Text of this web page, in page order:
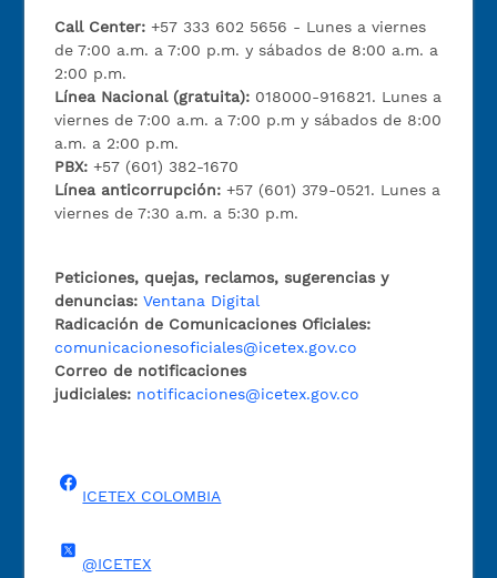
Call Center:+57 333 602 5656 - Lunes a viernes
de 7:00 a.m. a 7:00 p.m. y sábados de 8:00 a.m. a
2:00 p.m.
Línea Nacional (gratuita): 018000-916821. Lunes a
viernes de 7:00 a.m. a 7:00 p.m y sábados de 8:00
a.m. a 2:00 p.m.
PBX:+57 (601) 382-1670
Línea anticorrupción:+57 (601) 379-0521. Lunes a
viernes de 7:30 a.m. a 5:30 p.m.
Peticiones, quejas, reclamos, sugerencias y
denuncias: Ventana Digital
Radicación de Comunicaciones Oficiales:
comunicacionesoficiales@icetex.gov.co
Correo de notificaciones
judiciales: notificaciones@icetex.gov.co
ICETEX COLOMBIA
@ICETEX